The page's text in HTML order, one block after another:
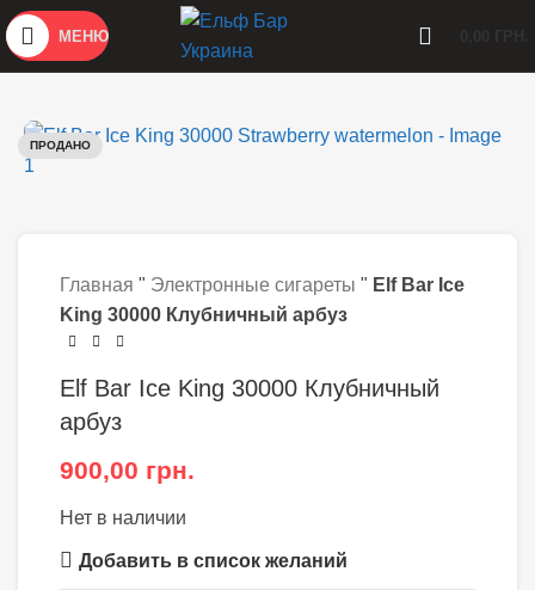
МЕНЮ
ПРОДАНО
Главная " Электронные сигареты " Elf Bar Ice
King 30000 Клубничный арбуз
Elf Bar Ice King 30000 Клубничный
арбуз
900,00 грн.
Нет в наличии
Добавить в список желаний